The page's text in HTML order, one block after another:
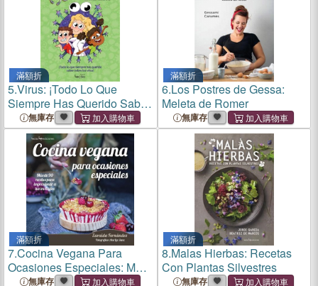
滿額折
5.Virus: ¡Todo Lo Que
Siempre Has Querido Saber
Sobre Los Virus!
無庫存
滿額折
6.Los Postres de Gessa:
Meleta de Romer
無庫存
滿額折
7.Cocina Vegana Para
Ocasiones Especiales: Mas
de 90 Recetas Para
無庫存
滿額折
8.Malas Hierbas: Recetas
Con Plantas Silvestres
無庫存